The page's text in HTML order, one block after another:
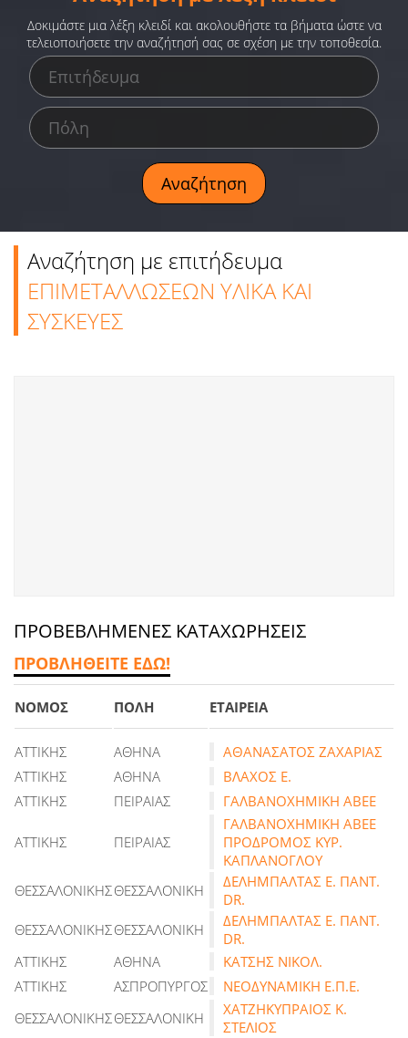
Ειδήσεις
Παιχνίδια
Ραδιόφωνο
Ταινίες
Δοκιμάστε μια λέξη κλειδί και ακολουθήστε τα βήματα ώστε να
τελειοποιήσετε την αναζήτησή σας σε σχέση με την τοποθεσία.
Αναζήτηση με επιτήδευμα
ΕΠΙΜΕΤΑΛΛΩΣΕΩΝ ΥΛΙΚΑ ΚΑΙ
ΣΥΣΚΕΥΕΣ
ΠΡΟΒΕΒΛΗΜΕΝΕΣ ΚΑΤΑΧΩΡΗΣΕΙΣ
ΠΡΟΒΛΗΘΕΙΤΕ ΕΔΩ!
ΝΟΜΟΣ ΠΟΛΗ ΕΤΑΙΡΕΙΑ
ΑΤΤΙΚΗΣ ΑΘΗΝΑ
ΑΘΑΝΑΣΑΤΟΣ ΖΑΧΑΡΙΑΣ
ΑΤΤΙΚΗΣ
ΑΘΗΝΑ
ΒΛΑΧΟΣ Ε.
ΑΤΤΙΚΗΣ
ΠΕΙΡΑΙΑΣ ΓΑΛΒΑΝΟΧΗΜΙΚΗ ΑΒΕΕ
ΑΤΤΙΚΗΣ ΠΕΙΡΑΙΑΣ
ΓΑΛΒΑΝΟΧΗΜΙΚΗ ΑΒΕΕ
ΠΡΟΔΡΟΜΟΣ ΚΥΡ.
ΚΑΠΛΑΝΟΓΛΟΥ
ΘΕΣΣΑΛΟΝΙΚΗΣΘΕΣΣΑΛΟΝΙΚΗ
ΔΕΛΗΜΠΑΛΤΑΣ Ε. ΠΑΝΤ.
DR.
ΘΕΣΣΑΛΟΝΙΚΗΣΘΕΣΣΑΛΟΝΙΚΗ
ΔΕΛΗΜΠΑΛΤΑΣ Ε. ΠΑΝΤ.
DR.
ΑΤΤΙΚΗΣ
ΑΘΗΝΑ
ΚΑΤΣΗΣ ΝΙΚΟΛ.
ΑΤΤΙΚΗΣ
ΑΣΠΡΟΠΥΡΓΟΣ
ΝΕΟΔΥΝΑΜΙΚΗ Ε.Π.Ε.
ΘΕΣΣΑΛΟΝΙΚΗΣΘΕΣΣΑΛΟΝΙΚΗ
ΧΑΤΖΗΚΥΠΡΑΙΟΣ Κ.
ΣΤΕΛΙΟΣ